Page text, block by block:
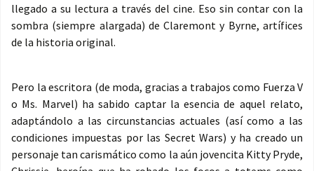
llegado a su lectura a través del cine. Eso sin contar con la
sombra (siempre alargada) de Claremont y Byrne, artífices
de la historia original.
Pero la escritora (de moda, gracias a trabajos como Fuerza V
o Ms. Marvel) ha sabido captar la esencia de aquel relato,
adaptándolo a las circunstancias actuales (así como a las
condiciones impuestas por las Secret Wars) y ha creado un
personaje tan carismático como la aún jovencita Kitty Pryde,